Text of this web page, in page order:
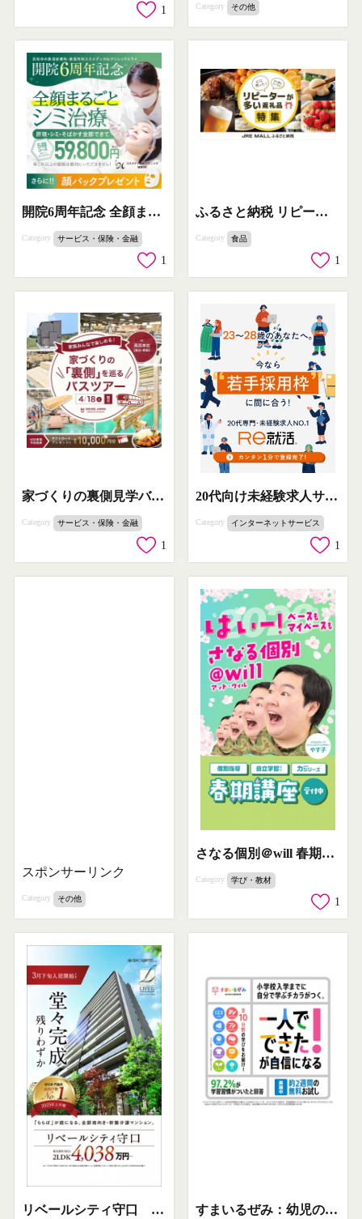
1 Category その他
開院6周年記念 全顔まるごとシミ治療5回コース
Category サービス・保険・金融
1
ふるさと納税 リピーター向け返礼品特集
Category 食品
1
家づくりの裏側見学バスツアー
Category サービス・保険・金融
1
20代向け未経験求人サービス（若手採用支援）
Category インターネットサービス
1
スポンサーリンク
Category その他
さなる個別＠will 春期個別講座
Category 学び・教材
1
リベールシティ守口 新築分譲マンションの販売告知 すまいるぜみ：幼児の小学校準備向け通信教材